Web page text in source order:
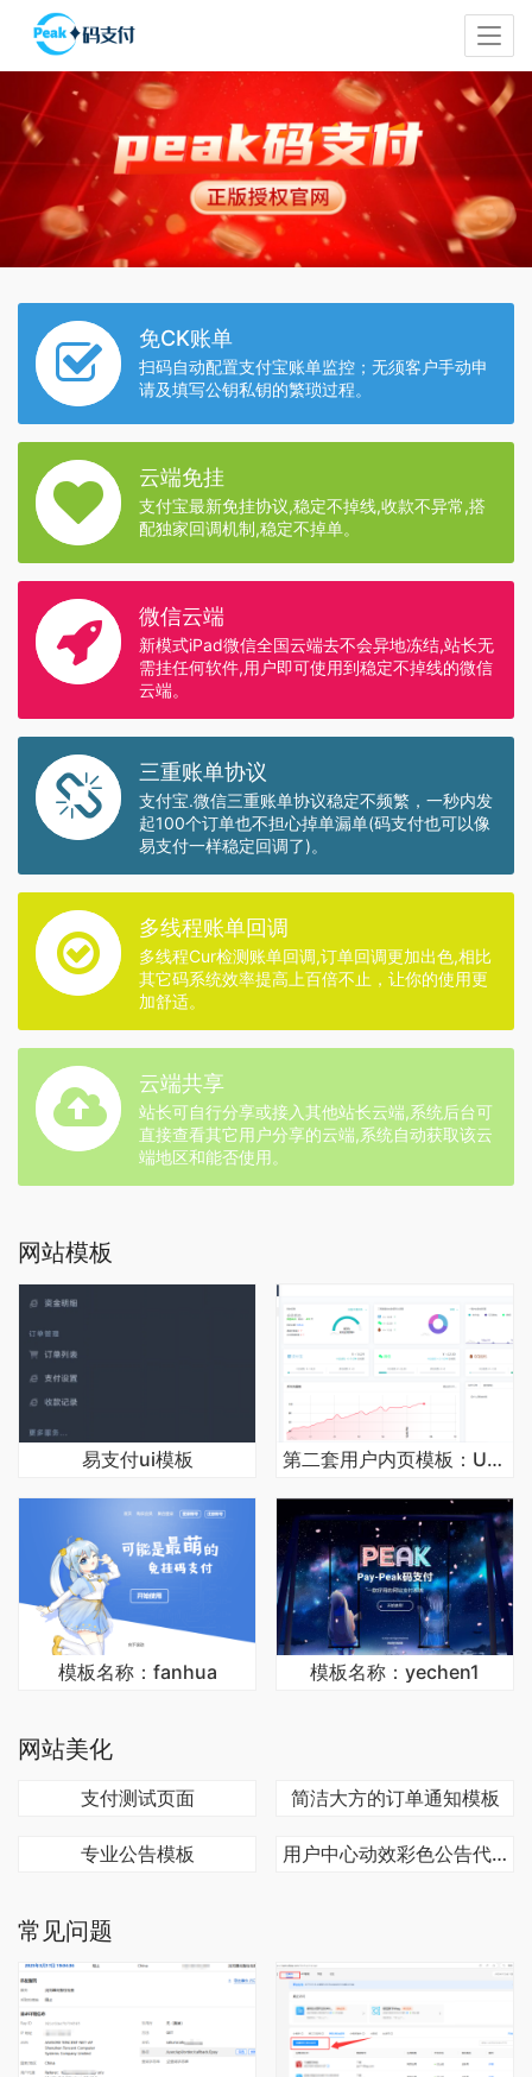
免CK账单
扫码自动配置支付宝账单监控；无须客户手动申
请及填写公钥私钥的繁琐过程。
云端免挂
支付宝最新免挂协议,稳定不掉线,收款不异常,搭
配独家回调机制,稳定不掉单。
微信云端
新模式iPad微信全国云端去不会异地冻结,站长无
需挂任何软件,用户即可使用到稳定不掉线的微信
云端。
三重账单协议
支付宝.微信三重账单协议稳定不频繁，一秒内发
起100个订单也不担心掉单漏单(码支付也可以像
易支付一样稳定回调了)。
多线程账单回调
多线程Cur检测账单回调,订单回调更加出色,相比
其它码系统效率提高上百倍不止，让你的使用更
加舒适。
云端共享
站长可自行分享或接入其他站长云端,系统后台可
直接查看其它用户分享的云端,系统自动获取该云
端地区和能否使用。
网站模板
易支付ui模板 第二套用户内页模板：User_Dasho
模板名称：fanhua 模板名称：yechen1
网站美化
支付测试页面 简洁大方的订单通知模板
专业公告模板 用户中心动效彩色公告代码
常见问题